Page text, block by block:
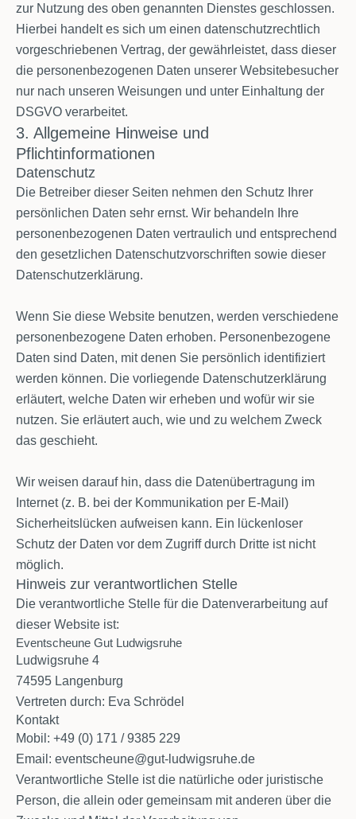
zur Nutzung des oben genannten Dienstes geschlossen.
Hierbei handelt es sich um einen datenschutzrechtlich
vorgeschriebenen Vertrag, der gewährleistet, dass dieser
die personenbezogenen Daten unserer Websitebesucher
nur nach unseren Weisungen und unter Einhaltung der
DSGVO verarbeitet.
3. Allgemeine Hinweise und
Pflichtinformationen
Datenschutz
Die Betreiber dieser Seiten nehmen den Schutz Ihrer
persönlichen Daten sehr ernst. Wir behandeln Ihre
personenbezogenen Daten vertraulich und entsprechend
den gesetzlichen Datenschutzvorschriften sowie dieser
Datenschutzerklärung.
Wenn Sie diese Website benutzen, werden verschiedene
personenbezogene Daten erhoben. Personenbezogene
Daten sind Daten, mit denen Sie persönlich identifiziert
werden können. Die vorliegende Datenschutzerklärung
erläutert, welche Daten wir erheben und wofür wir sie
nutzen. Sie erläutert auch, wie und zu welchem Zweck
das geschieht.
Wir weisen darauf hin, dass die Datenübertragung im
Internet (z. B. bei der Kommunikation per E-Mail)
Sicherheitslücken aufweisen kann. Ein lückenloser
Schutz der Daten vor dem Zugriff durch Dritte ist nicht
möglich.
Hinweis zur verantwortlichen Stelle
Die verantwortliche Stelle für die Datenverarbeitung auf
dieser Website ist:
Eventscheune Gut Ludwigsruhe
Ludwigsruhe 4
74595 Langenburg
Vertreten durch: Eva Schrödel
Kontakt
Mobil: +49 (0) 171 / 9385 229
Email: eventscheune@gut-ludwigsruhe.de
Verantwortliche Stelle ist die natürliche oder juristische
Person, die allein oder gemeinsam mit anderen über die